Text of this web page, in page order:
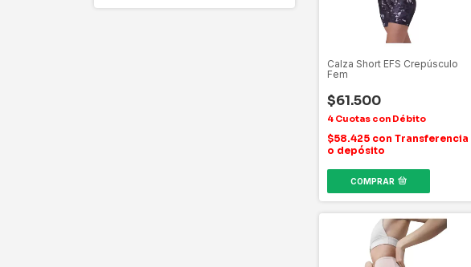
Calza Short EFS Crepúsculo
Fem
$61.500
$58.425 con Transferencia
o depósito
COMPRAR